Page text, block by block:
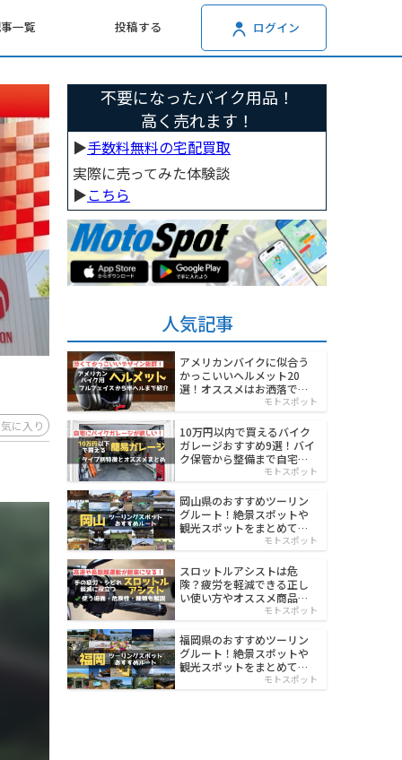
一覧 投稿する ログイン
に入り
不要になったバイク用品！
高く売れます！
▶︎手数料無料の宅配買取
実際に売ってみた体験談
▶︎こちら
人気記事
アメリカンバイクに似合う
かっこいいヘルメット20
選！オススメはお洒落でワ
モトスポット
10万円以内で買えるバイク
ガレージおすすめ9選！バイ
ク保管から整備まで自宅で
モトスポット
岡山県のおすすめツーリン
グルート！絶景スポットや
観光スポットをまとめて紹
モトスポット
スロットルアシストは危
険？疲労を軽減できる正し
い使い方やオススメ商品を
モトスポット
福岡県のおすすめツーリン
グルート！絶景スポットや
観光スポットをまとめて紹
モトスポット